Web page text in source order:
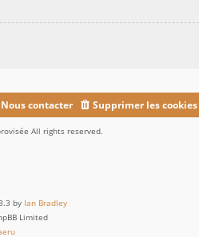
Supprimer les cookies
Nous contacter
All rights reserved.
by Ian Bradley
Limited